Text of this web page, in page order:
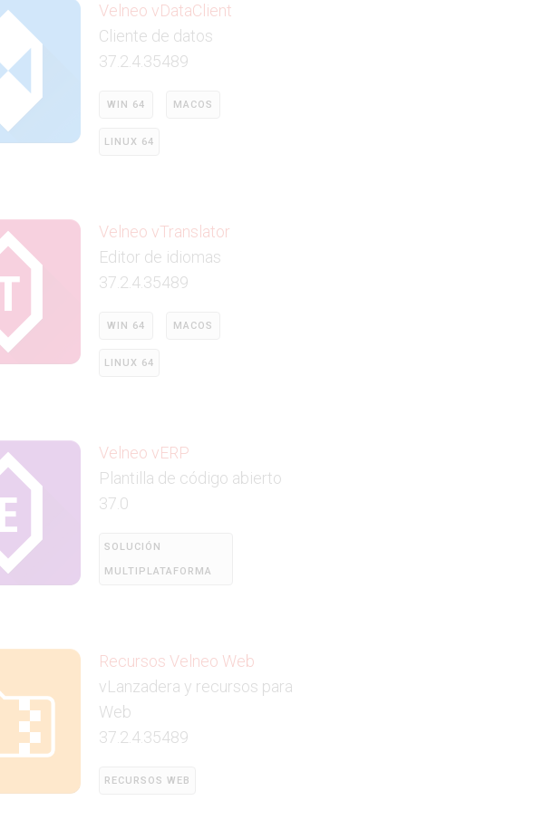
Velneo vDataClient
Cliente de datos
37.2.4.35489
WIN 64 MACOS
LINUX 64
Velneo vTranslator
Editor de idiomas
37.2.4.35489
WIN 64 MACOS
LINUX 64
Velneo vERP
Plantilla de código abierto
37.0
SOLUCIÓN
MULTIPLATAFORMA
Recursos Velneo Web
vLanzadera y recursos para
Web
37.2.4.35489
RECURSOS WEB